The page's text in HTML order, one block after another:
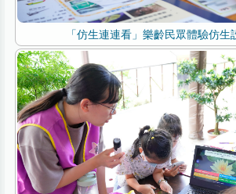
「仿生連連看」樂齡民眾體驗仿生